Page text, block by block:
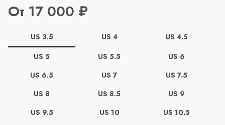
От 17 000 ₽
US 3.5 US 4
US 4.5
US 5
US 5.5
US 6
US 6.5
US 7
US 7.5
US 8
US 8.5
US 9
US 9.5
US 10
US 10.5